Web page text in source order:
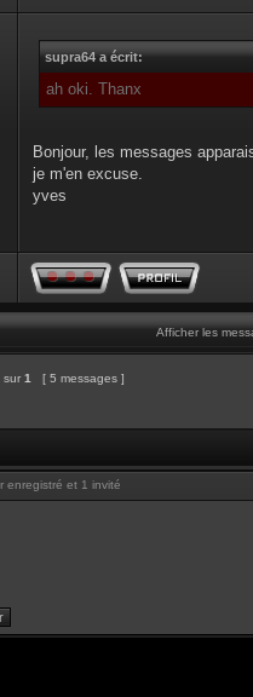
supra64 a écrit:
ah oki. Thanx
Bonjour, les messages
je m'en excuse.
yves
Afficher les
sur 1 [ 5 messages ]
enregistré et 1 invité